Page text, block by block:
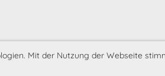
Mit der Nutzung der Webseite